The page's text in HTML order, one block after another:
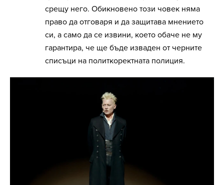
срещу него. Обикновено този човек няма
право да отговаря и да защитава мнението
си, а само да се извини, което обаче не му
гарантира, че ще бъде изваден от черните
списъци на политкоректната полиция.